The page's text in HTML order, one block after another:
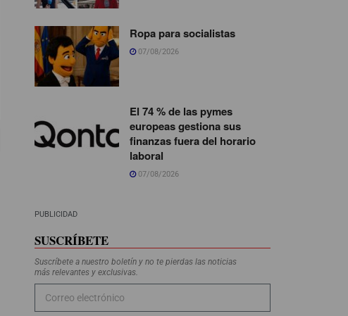
Ropa para socialistas
07/08/2026
El 74 % de las pymes
europeas gestiona sus
finanzas fuera del horario
laboral
07/08/2026
PUBLICIDAD
SUSCRÍBETE
Suscríbete a nuestro boletín y no te pierdas las noticias
más relevantes y exclusivas.